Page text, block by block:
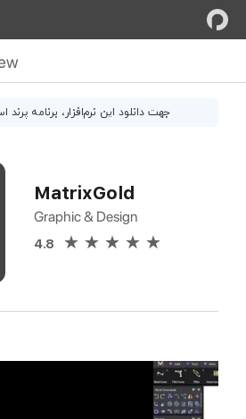
جهت دانلود این نرم‌افزار، برنامه
MatrixGold
Graphic & Design
4.8